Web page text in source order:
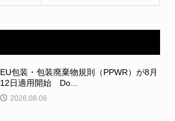
EU包装・包装廃棄物規則（PPWR）が8月
12日適用開始 Do...
2026.08.06